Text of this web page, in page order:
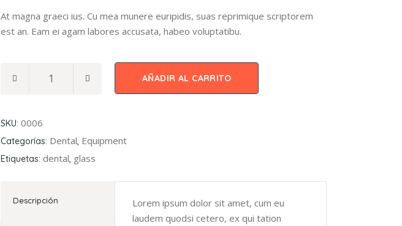
basado
en
cliente
At magna graeci ius. Cu mea munere euripidis, suas reprimique scriptorem
est an. Eam ei agam labores accusata, habeo voluptatibu.
quantity
AÑADIR AL CARRITO
SKU: 0006
Categorías: Dental, Equipment
Etiquetas: dental, glass
Descripción
Lorem ipsum dolor sit amet, cum eu
laudem quodsi cetero, ex qui tation